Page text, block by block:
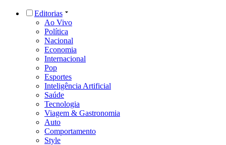
Editorias
Ao Vivo
Política
Nacional
Economia
Internacional
Pop
Esportes
Inteligência Artificial
Saúde
Tecnologia
Viagem & Gastronomia
Auto
Comportamento
Style